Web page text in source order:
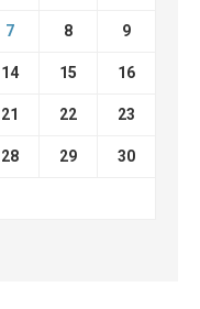
7 8 9
14 15 16
21 22 23
28 29 30